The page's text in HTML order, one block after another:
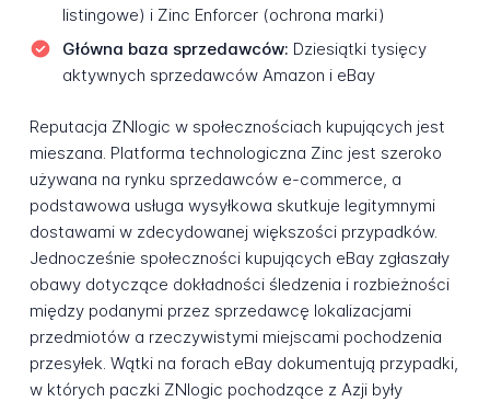
listingowe) i Zinc Enforcer (ochrona marki)
Główna baza sprzedawców: Dziesiątki tysięcy
aktywnych sprzedawców Amazon i eBay
Reputacja ZNlogic w społecznościach kupujących jest
mieszana. Platforma technologiczna Zinc jest szeroko
używana na rynku sprzedawców e-commerce, a
podstawowa usługa wysyłkowa skutkuje legitymnymi
dostawami w zdecydowanej większości przypadków.
Jednocześnie społeczności kupujących eBay zgłaszały
obawy dotyczące dokładności śledzenia i rozbieżności
między podanymi przez sprzedawcę lokalizacjami
przedmiotów a rzeczywistymi miejscami pochodzenia
przesyłek. Wątki na forach eBay dokumentują przypadki,
w których paczki ZNlogic pochodzące z Azji były